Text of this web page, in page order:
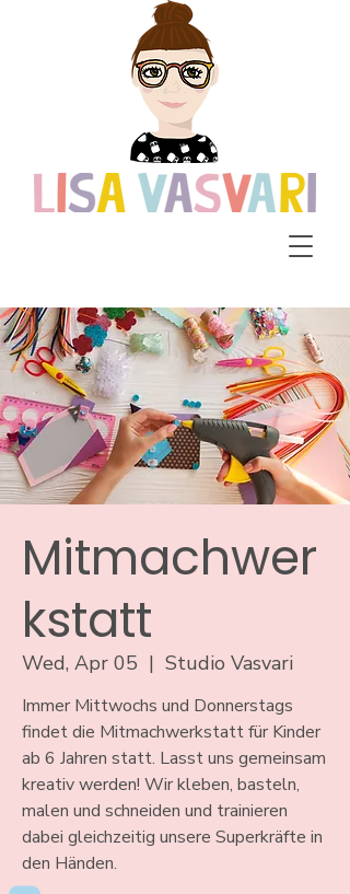
Mitmachwer
kstatt
Wed, Apr 05
  |
Studio Vasvari
Immer Mittwochs und Donnerstags
findet die Mitmachwerkstatt für Kinder
ab 6 Jahren statt. Lasst uns gemeinsam
kreativ werden! Wir kleben, basteln,
malen und schneiden und trainieren
dabei gleichzeitig unsere Superkräfte in
den Händen.